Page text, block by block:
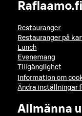
Raflaamo.fi
Restauranger
Restauranger på
Lunch
Evenemang
Tillgänglighet
Information om
Ändra inställningar
Allmänna